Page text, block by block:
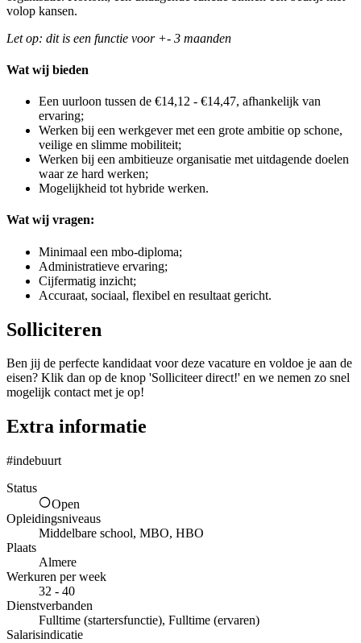
volop kansen.
Let op: dit is een functie voor +- 3 maanden
Wat wij bieden
Een uurloon tussen de €14,12 - €14,47, afhankelijk van
ervaring;
Werken bij een werkgever met een grote ambitie op schone,
veilige en slimme mobiliteit;
Werken bij een ambitieuze organisatie met uitdagende doelen
waar ze hard werken;
Mogelijkheid tot hybride werken.
Wat wij vragen:
Minimaal een mbo-diploma;
Administratieve ervaring;
Cijfermatig inzicht;
Accuraat, sociaal, flexibel en resultaat gericht.
Solliciteren
Ben jij de perfecte kandidaat voor deze vacature en voldoe je aan de
eisen? Klik dan op de knop 'Solliciteer direct!' en we nemen zo snel
mogelijk contact met je op!
Extra informatie
#indebuurt
Status
Open
Opleidingsniveaus
Middelbare school, MBO, HBO
Plaats
Almere
Werkuren per week
32 - 40
Dienstverbanden
Fulltime (startersfunctie), Fulltime (ervaren)
Salarisindicatie